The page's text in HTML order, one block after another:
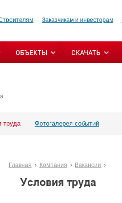
Заказчикам и инвесторам
ОБЪЕКТЫ СКАЧАТЬ
труда Фотогалерея событий
Главная Компания Вакансии
Условия труда